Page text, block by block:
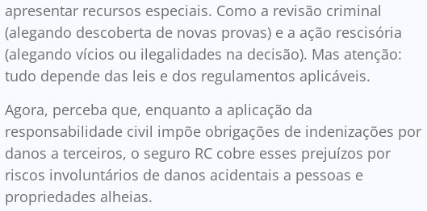
apresentar recursos especiais. Como a revisão criminal
(alegando descoberta de novas provas) e a ação rescisória
(alegando vícios ou ilegalidades na decisão). Mas atenção:
tudo depende das leis e dos regulamentos aplicáveis.
Agora, perceba que, enquanto a aplicação da
responsabilidade civil impõe obrigações de indenizações por
danos a terceiros, o seguro RC cobre esses prejuízos por
riscos involuntários de danos acidentais a pessoas e
propriedades alheias.